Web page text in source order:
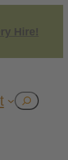
Hire!
Suchen